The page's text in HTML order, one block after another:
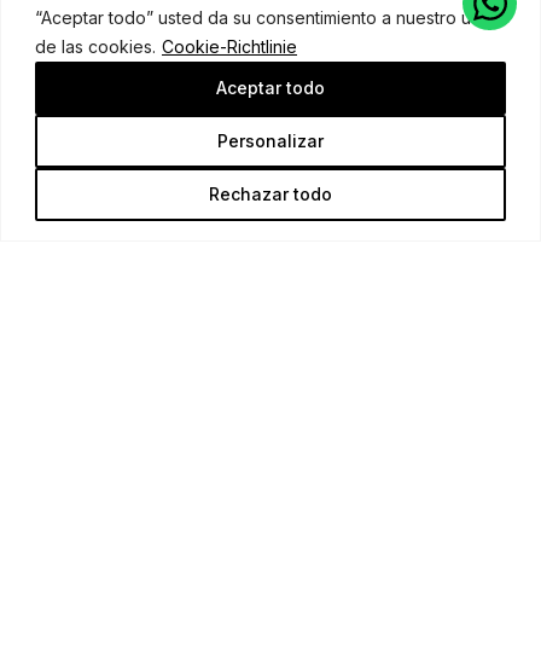
“Aceptar todo” usted da su consentimiento a nuestro uso
de las cookies. Cookie-Richtlinie
Personalizar
Rechazar todo
Aceptar todo
Wartung
(+34) 646 828 993
info@mallorcagrass.com
Carrer d’Asival, 4, 07011 Palma, Spanien